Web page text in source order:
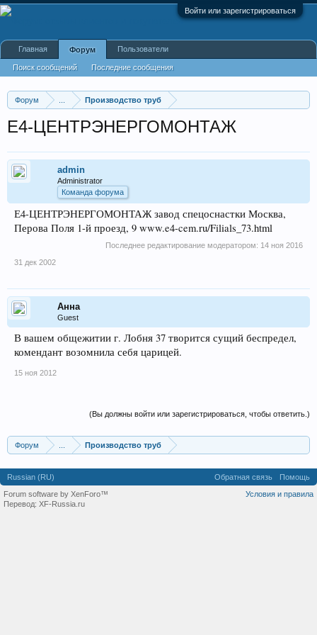
Войти или зарегистрироваться
Форум Производство труб
Е4-ЦЕНТРЭНЕРГОМОНТАЖ
admin
Administrator
Команда форума
Е4-ЦЕНТРЭНЕРГОМОНТАЖ завод спецоснастки Москва,
Перова Поля 1-й проезд, 9 www.e4-cem.ru/Filials_73.html
Последнее редактирование модератором: 14 ноя 2016
31 дек 2002
Анна
Guest
В вашем общежитии г. Лобня 37 творится сущий беспредел,
комендант возомнила себя царицей.
15 ноя 2012
(Вы должны войти или зарегистрироваться, чтобы ответить.)
Форум Производство труб
Главная Форум
Поиск сообщений Последние сообщения
Пользователи
Russian (RU) Обратная связь
Помощь
Условия и правила
Forum software by XenForo™
Перевод: XF-Russia.ru